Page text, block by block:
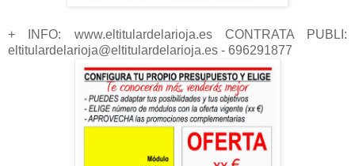
+ INFO: www.eltitulardelarioja.es CONTRATA PUBLI:
eltitulardelarioja@eltitulardelarioja.es - 696291877